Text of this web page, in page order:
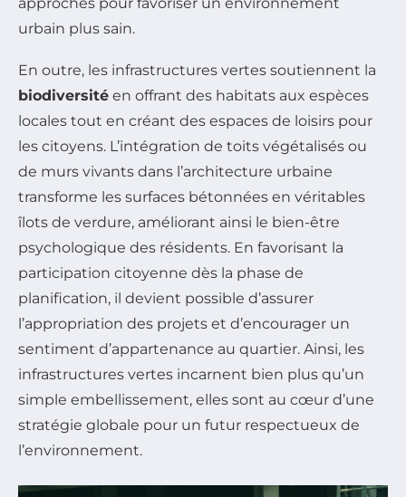
urbain plus sain.
En outre, les infrastructures vertes soutiennent la
biodiversité en offrant des habitats aux espèces
locales tout en créant des espaces de loisirs pour
les citoyens. L’intégration de toits végétalisés ou
de murs vivants dans l’architecture urbaine
transforme les surfaces bétonnées en véritables
îlots de verdure, améliorant ainsi le bien-être
psychologique des résidents. En favorisant la
participation citoyenne dès la phase de
planification, il devient possible d’assurer
l’appropriation des projets et d’encourager un
sentiment d’appartenance au quartier. Ainsi, les
infrastructures vertes incarnent bien plus qu’un
simple embellissement, elles sont au cœur d’une
stratégie globale pour un futur respectueux de
l’environnement.